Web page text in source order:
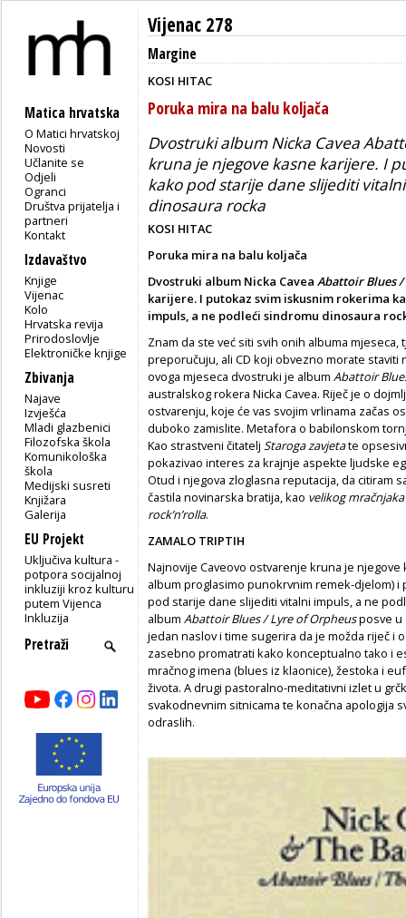
Matica hrvatska
O Matici hrvatskoj
Novosti
Učlanite se
Odjeli
Ogranci
Društva prijatelja i
partneri
Kontakt
Izdavaštvo
Knjige
Vijenac
Kolo
Hrvatska revija
Prirodoslovlje
Elektroničke knjige
Zbivanja
Najave
Izvješća
Mladi glazbenici
Filozofska škola
Komunikološka
škola
Medijski susreti
Knjižara
Galerija
EU Projekt
Uključiva kultura -
potpora socijalnoj
inkluziji kroz kulturu
putem Vijenca
Inkluzija
Vijenac 278
Margine
KOSI HITAC
Poruka mira na balu koljača
Dvostruki album Nicka Cavea
kruna je njegove kasne karijere. I
kako pod starije dane slijediti
dinosaura rocka
KOSI HITAC
Poruka mira na balu koljača
Dvostruki album Nicka Cavea Abattoir Blues
karijere. I putokaz svim iskusnim rokerima
impuls, a ne podleći sindromu dinosaura
Znam da ste već siti svih onih albuma
preporučuju, ali CD koji obvezno morate staviti
ovoga mjeseca dvostruki je album Abattoir
australskog rokera Nicka Cavea. Riječ je o
ostvarenju, koje će vas svojim vrlinama začas
duboko zamislite. Metafora o babilonskom
Kao strastveni čitatelj Staroga zavjetate
pokazivao interes za krajnje aspekte ljudske
Otud i njegova zloglasna reputacija, da citiram
častila novinarska bratija, kao velikog
rock’n’rolla.
ZAMALO TRIPTIH
Najnovije Caveovo ostvarenje kruna je
album proglasimo punokrvnim remek-djelom)
pod starije dane slijediti vitalni impuls, a ne
album Abattoir Blues / Lyre of Orpheusposve u
jedan naslov i time sugerira da je možda riječ i
zasebno promatrati kako konceptualno tako i
mračnog imena (blues iz klaonice), žestoka i
života. A drugi pastoralno-meditativni izlet u
svakodnevnim sitnicama te konačna apologija
odraslih.